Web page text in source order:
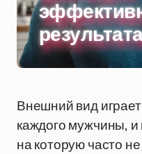
Внешний вид
каждого мужчины, и
на которую часто